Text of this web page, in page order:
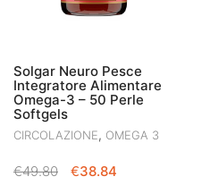
Solgar Neuro Pesce
Integratore Alimentare
Omega-3 – 50 Perle
Softgels
CIRCOLAZIONE, OMEGA 3
€49.80
IL
€38.84